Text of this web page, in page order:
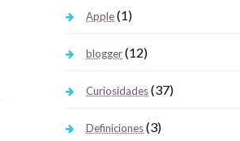
Apple(1)
blogger(12)
Curiosidades(37)
Definiciones(3)